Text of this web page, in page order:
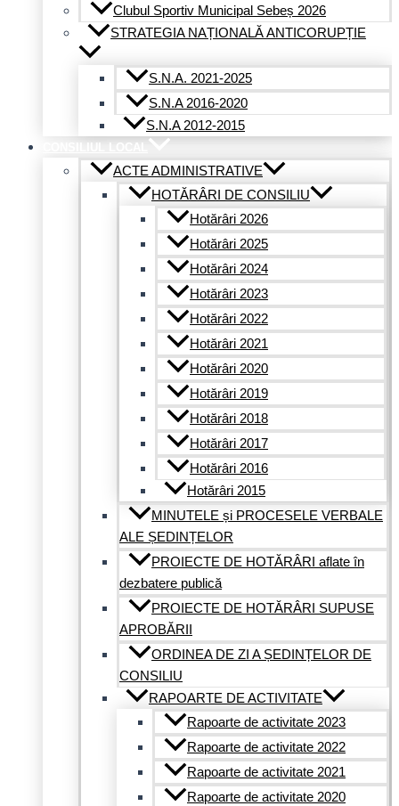
Clubul Sportiv Municipal Sebeș 2026
STRATEGIA NAȚIONALĂ ANTICORUPȚIE
S.N.A. 2021-2025
S.N.A 2016-2020
S.N.A 2012-2015
ACTE ADMINISTRATIVE
HOTĂRÂRI DE CONSILIU
Hotărâri 2026
Hotărâri 2025
Hotărâri 2024
Hotărâri 2023
Hotărâri 2022
Hotărâri 2021
Hotărâri 2020
Hotărâri 2019
Hotărâri 2018
Hotărâri 2017
Hotărâri 2016
Hotărâri 2015
MINUTELE și PROCESELE VERBALE
ALE ȘEDINȚELOR
PROIECTE DE HOTĂRÂRI aflate în
dezbatere publică
PROIECTE DE HOTĂRÂRI SUPUSE
APROBĂRII
ORDINEA DE ZI A ȘEDINȚELOR DE
CONSILIU
RAPOARTE DE ACTIVITATE
Rapoarte de activitate 2023
Rapoarte de activitate 2022
Rapoarte de activitate 2021
Rapoarte de activitate 2020